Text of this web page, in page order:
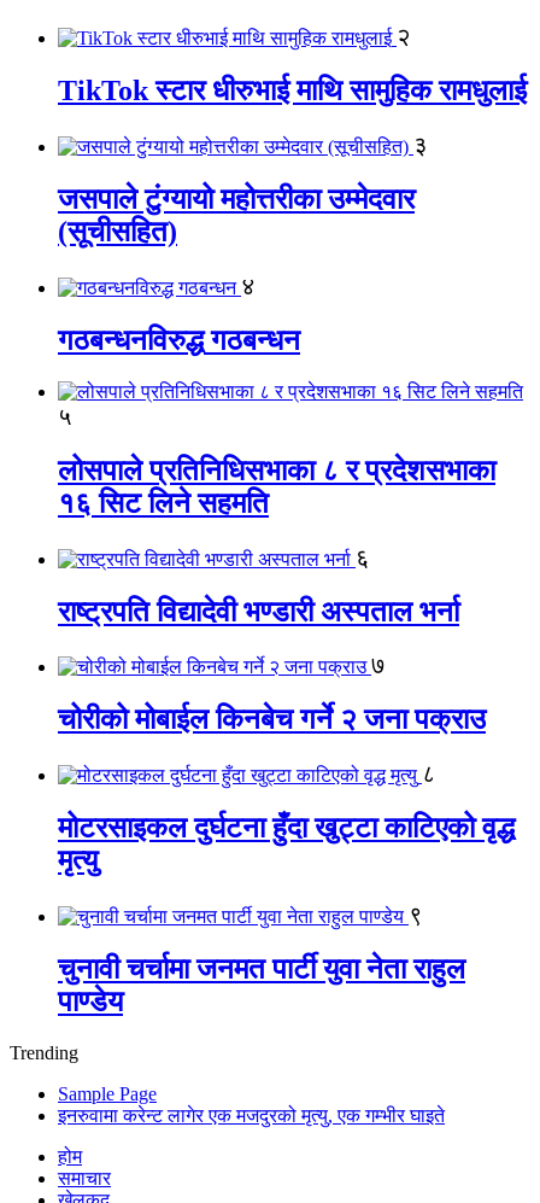
२
TikTok स्टार धीरुभाई माथि सामुहिक रामधुलाई
३
जसपाले टुंग्यायो महोत्तरीका उम्मेदवार
(सूचीसहित)
४
गठबन्धनविरुद्ध गठबन्धन
५
लोसपाले प्रतिनिधिसभाका ८ र प्रदेशसभाका
१६ सिट लिने सहमति
६
राष्ट्रपति विद्यादेवी भण्डारी अस्पताल भर्ना
७
चोरीको मोबाईल किनबेच गर्ने २ जना पक्राउ
८
मोटरसाइकल दुर्घटना हुँदा खुट्टा काटिएको वृद्ध
मृत्यु
९
चुनावी चर्चामा जनमत पार्टी युवा नेता राहुल
पाण्डेय
Trending
Sample Page
इनरुवामा करेन्ट लागेर एक मजदुरको मृत्यु, एक गम्भीर घाइते
होम
समाचार